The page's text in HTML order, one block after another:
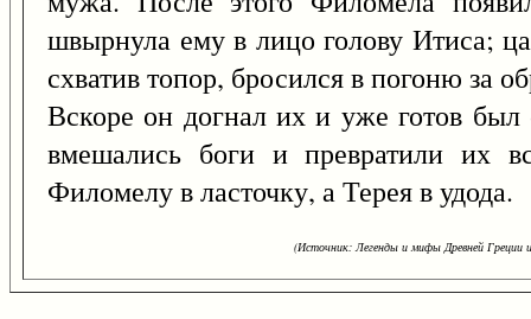
швырнула ему в лицо голову Итиса;
схватив топор, бросился в погоню за
Вскоре он догнал их и уже готов
вмешались боги и превратили их
Филомелу в ласточку, а Терея в удода.
(Источник: Легенды и мифы Древней